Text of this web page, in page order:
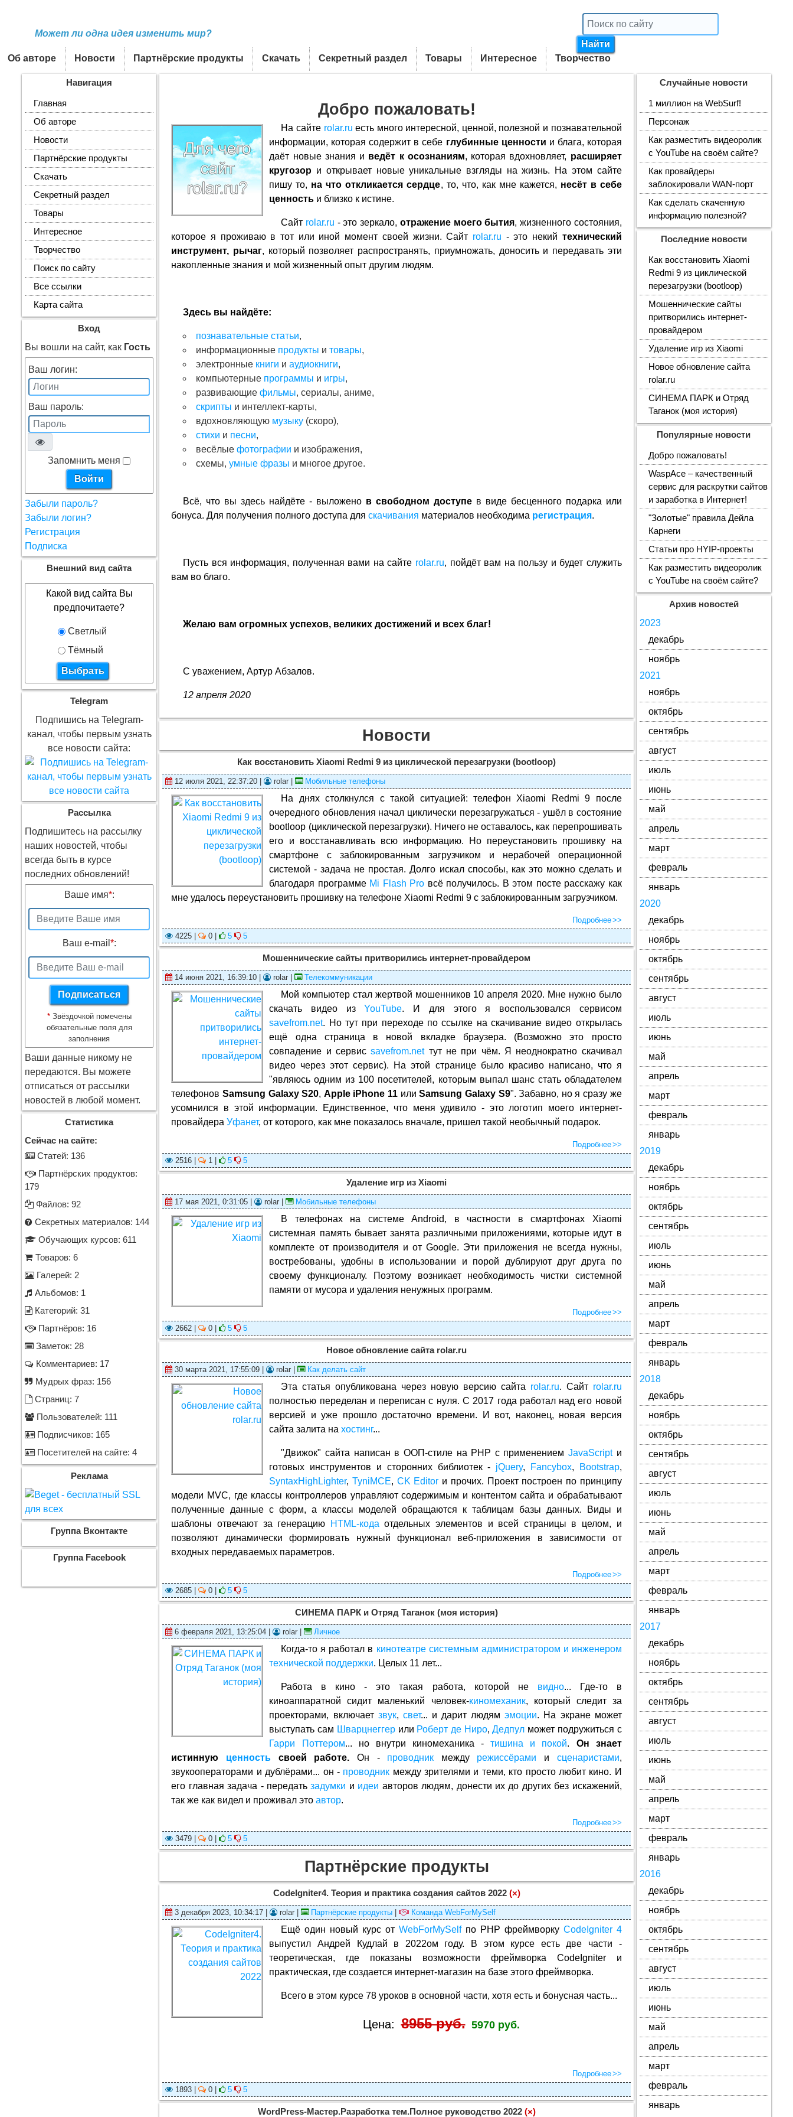
Может ли одна идея изменить мир?
Об авторе Новости Партнёрские продукты Скачать Секретный раздел Товары Интересное Творчество
Добро пожаловать!
На сайте rolar.ru есть много интересной, ценной, полезной и познавательной
информации, которая содержит в себе глубинные ценности и блага, которая
даёт новые знания и ведёт к осознаниям, которая вдохновляет, расширяет
кругозор и открывает новые уникальные взгляды на жизнь. На этом сайте
пишу то, на что откликается сердце, то, что, как мне кажется, несёт в себе
ценность и близко к истине.
Сайт rolar.ru - это зеркало, отражение моего бытия, жизненного состояния,
которое я проживаю в тот или иной момент своей жизни. Сайт rolar.ru - это некий технический
инструмент, рычаг, который позволяет распространять, приумножать, доносить и передавать эти
накопленные знания и мой жизненный опыт другим людям.
Здесь вы найдёте:
познавательные статьи,
информационные продукты итовары,
электронные книги иаудиокниги,
компьютерные программы и игры,
развивающиефильмы, сериалы, аниме,
скрипты и интеллект-карты,
вдохновляющую музыку (скоро),
стихи и песни,
весёлыефотографии и изображения,
схемы,умные фразы и многое другое.
Всё, что вы здесь найдёте - выложено в свободном доступев виде бесценного подарка или
бонуса. Для получения полного доступа дляскачивания материалов необходима регистрация.
Пусть вся информация, полученная вами на сайте rolar.ru, пойдёт вам на пользу и будет служить
вам во благо.
Желаю вам огромных успехов, великих достижений и всех благ!
С уважением, Артур Абзалов.
12 апреля 2020
Новости
Как восстановить Xiaomi Redmi 9 из циклической перезагрузки (bootloop)
12 июля 2021, 22:37:20 | rolar | Мобильные телефоны
На днях столкнулся с такой ситуацией: телефон Xiaomi Redmi 9 после
очередного обновления начал циклически перезагружаться - ушёл в состояние
bootloop (циклической перезагрузки). Ничего не оставалось, как перепрошивать
его и восстанавливать всю информацию. Но переустановить прошивку на
смартфоне с заблокированным загрузчиком и нерабочей операционной
системой - задача не простая. Долго искал способы, как это можно сделать и
благодаря программе Mi Flash Pro всё получилось. В этом посте расскажу как
мне удалось переустановить прошивку на телефоне Xiaomi Redmi 9 с заблокированным загрузчиком.
Подробнее
4225 |
0 | 5 5
Мошеннические сайты притворились интернет-провайдером
14 июня 2021, 16:39:10 | rolar | Телекоммуникации
Мой компьютер стал жертвой мошенников 10 апреля 2020. Мне нужно было
скачать видео изYouTube. И для этого я воспользовался сервисом
savefrom.net. Но тут при переходе по ссылке на скачивание видео открылась
ещё одна страница в новой вкладке браузера. (Возможно это просто
совпадение и сервисsavefrom.netтут не при чём. Я неоднократно скачивал
видео через этот сервис). На этой странице было красиво написано, что я
"являюсь одним из 100 посетителей, которым выпал шанс стать обладателем
телефоновSamsung Galaxy S20, Apple iPhone 11 илиSamsung Galaxy S9". Забавно, но я сразу же
усомнился в этой информации. Единственное, что меня удивило - это логотип моего интернет-
провайдераУфанет, от которого, как мне показалось вначале, пришел такой необычный подарок.
Подробнее
2516 |
1 | 5 5
Удаление игр из Xiaomi
17 мая 2021, 0:31:05 | rolar | Мобильные телефоны
В телефонах на системе Android, в частности в смартфонах Xiaomi
системная память бывает занята различными приложениями, которые идут в
комплекте от производителя и от Google. Эти приложения не всегда нужны,
востребованы, удобны в использовании и порой дублируют друг друга по
своему функционалу. Поэтому возникает необходимость чистки системной
памяти от мусора и удаления ненужных программ.
Подробнее
2662 |
0 | 5 5
Новое обновление сайта rolar.ru
30 марта 2021, 17:55:09 | rolar | Как делать сайт
Эта статья опубликована через новую версию сайта rolar.ru. Сайт rolar.ru
полностью переделан и переписан с нуля. C 2017 года работал над его новой
версией и уже прошло достаточно времени. И вот, наконец, новая версия
сайта залита нахостинг...
"Движок" сайта написан в ООП-стиле на PHP с применением JavaScriptи
готовых инструментов и сторонних библиотек - jQuery, Fancybox, Bootstrap,
SyntaxHighLighter,TyniMCE, CK Editor и прочих. Проект построен по принципу
модели MVC, где классы контроллеров управляют содержимым и контентом сайта и обрабатывают
полученные данные с форм, а классы моделей обращаются к таблицам базы данных. Виды и
шаблоны отвечают за генерацию
HTML-кода отдельных элементов и всей страницы в целом, и
позволяют динамически формировать нужный функционал веб-приложения в зависимости от
входных передаваемых параметров.
Подробнее
2685 |
0 | 5 5
СИНЕМА ПАРК и Отряд Таганок (моя история)
6 февраля 2021, 13:25:04 | rolar | Личное
Когда-то я работал в кинотеатре системным администратором и инженером
технической поддержки. Целых 11 лет...
Работа в кино - это такая работа, которой не видно... Где-то в
киноаппаратной сидит маленький человек-киномеханик, который следит за
проекторами, включает звук, свет... и дарит людямэмоции. На экране может
выступать сам Шварцнеггерили Роберт де Ниро,Дедпул может подружиться с
Гарри Поттером... но внутри киномеханика -тишина и покой. Он знает
истинную ценность своей работе. Он - проводник между режиссёрами и сценаристами,
звукооператорами и дублёрами... он - проводник между зрителями и теми, кто просто любит кино. И
его главная задача - передатьзадумки и идеи авторов людям, донести их до других без искажений,
так же как видел и проживал этоавтор.
Подробнее
3479 |
0 | 5 5
Партнёрские продукты
CodeIgniter4. Теория и практика создания сайтов 2022 (×)
3 декабря 2023, 10:34:17 | rolar | Партнёрские продукты | Команда WebForMySelf
Ещё один новый курс от WebForMySelfпо PHP фреймворку CodeIgniter 4
выпустил Андрей Кудлай в 2022ом году. В этом курсе есть две части -
теоретическая, где показаны возможности фреймворка CodeIgniter и
практическая, где создается интернет-магазин на базе этого фреймворка.
Всего в этом курсе 78 уроков в основной части, хотя есть и бонусная часть...
Цена: 8955 руб. 5970 руб.
Подробнее
1893 |
0 | 5 5
WordPress-Мастер.Разработка тем.Полное руководство 2022 (×)
Навигация
Главная
Об авторе
Новости
Партнёрские продукты
Скачать
Секретный раздел
Товары
Интересное
Творчество
Поиск по сайту
Все ссылки
Карта сайта
Вход
Вы вошли на сайт, как Гость
Ваш логин:
Ваш пароль:
Запомнить меня
Забыли пароль?
Забыли логин?
Регистрация
Подписка
Внешний вид сайта
Какой вид сайта Вы
предпочитаете?
Светлый
Тёмный
Telegram
Подпишись на Telegram-
канал, чтобы первым узнать
все новости сайта:
Рассылка
Подпишитесь на рассылку
наших новостей, чтобы
всегда быть в курсе
последних обновлений!
Ваше имя*:
Ваш e-mail *:
*Звёздочкой помечены
обязательные поля для
заполнения
Ваши данные никому не
передаются. Вы можете
отписаться от рассылки
новостей в любой момент.
Статистика
Сейчас на сайте:
Cтатей: 136
Партнёрских продуктов:
179
Файлов: 92
Секретных материалов: 144
Обучающих курсов: 611
Товаров: 6
Галерей: 2
Альбомов: 1
Категорий: 31
Партнёров: 16
Заметок: 28
Комментариев: 17
Мудрых фраз: 156
Страниц: 7
Пользователей: 111
Подписчиков: 165
Посетителей на сайте: 4
Реклама
Группа Вконтакте
Группа Facebook
Случайные новости
1 миллион на WebSurf!
Персонаж
Как разместить видеоролик
с YouTube на своём сайте?
Как провайдеры
заблокировали WAN-порт
Как сделать скаченную
информацию полезной?
Последние новости
Как восстановить Xiaomi
Redmi 9 из циклической
перезагрузки (bootloop)
Мошеннические сайты
притворились интернет-
провайдером
Удаление игр из Xiaomi
Новое обновление сайта
rolar.ru
СИНЕМА ПАРК и Отряд
Таганок (моя история)
Популярные новости
Добро пожаловать!
WaspAce – качественный
сервис для раскрутки сайтов
и заработка в Интернет!
"Золотые" правила Дейла
Карнеги
Статьи про HYIP-проекты
Как разместить видеоролик
с YouTube на своём сайте?
Архив новостей
2023
декабрь
ноябрь
2021
ноябрь
октябрь
сентябрь
август
июль
июнь
май
апрель
март
февраль
январь
2020
декабрь
ноябрь
октябрь
сентябрь
август
июль
июнь
май
апрель
март
февраль
январь
2019
декабрь
ноябрь
октябрь
сентябрь
июль
июнь
май
апрель
март
февраль
январь
2018
декабрь
ноябрь
октябрь
сентябрь
август
июль
июнь
май
апрель
март
февраль
январь
2017
декабрь
ноябрь
октябрь
сентябрь
август
июль
июнь
май
апрель
март
февраль
январь
2016
декабрь
ноябрь
октябрь
сентябрь
август
июль
июнь
май
апрель
март
февраль
январь